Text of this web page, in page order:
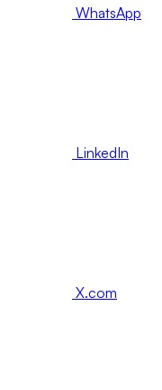
WhatsApp
LinkedIn
X.com